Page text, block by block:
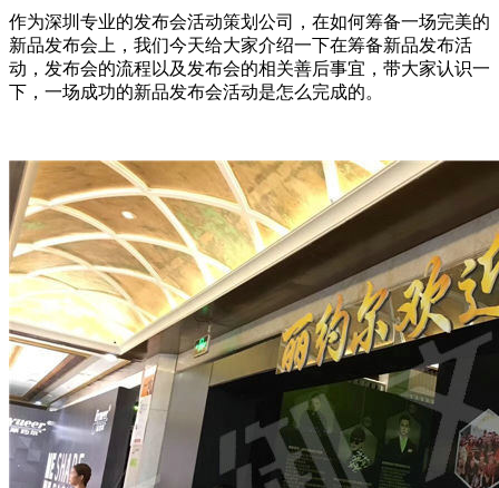
作为深圳专业的发布会活动策划公司，在如何筹备一场完美的
新品发布会上，我们今天给大家介绍一下在筹备新品发布活
动，发布会的流程以及发布会的相关善后事宜，带大家认识一
下，一场成功的新品发布会活动是怎么完成的。